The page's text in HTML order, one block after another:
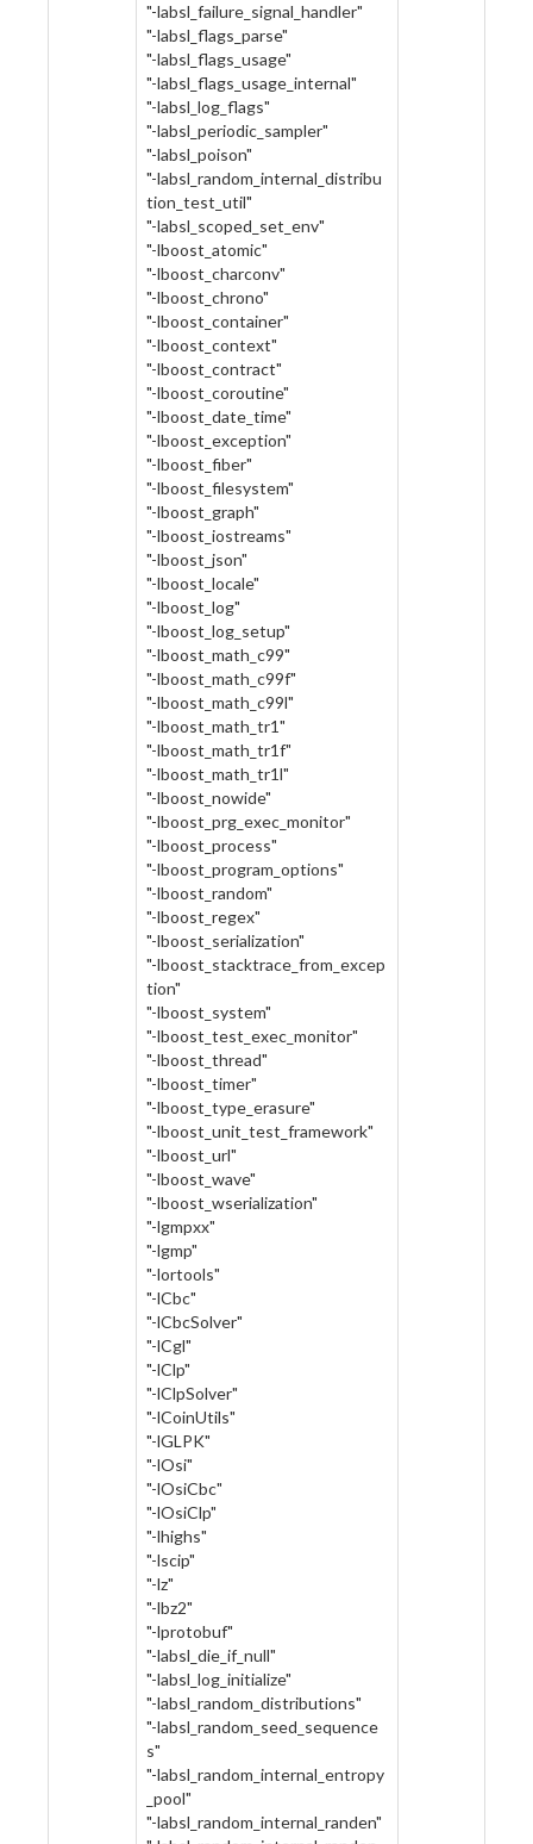
"-labsl_failure_signal_handler"
"-labsl_flags_parse"
"-labsl_flags_usage"
"-labsl_flags_usage_internal"
"-labsl_log_flags"
"-labsl_periodic_sampler"
"-labsl_poison"
"-labsl_random_internal_distribu
tion_test_util"
"-labsl_scoped_set_env"
"-lboost_atomic"
"-lboost_charconv"
"-lboost_chrono"
"-lboost_container"
"-lboost_context"
"-lboost_contract"
"-lboost_coroutine"
"-lboost_date_time"
"-lboost_exception"
"-lboost_fiber"
"-lboost_filesystem"
"-lboost_graph"
"-lboost_iostreams"
"-lboost_json"
"-lboost_locale"
"-lboost_log"
"-lboost_log_setup"
"-lboost_math_c99"
"-lboost_math_c99f"
"-lboost_math_c99l"
"-lboost_math_tr1"
"-lboost_math_tr1f"
"-lboost_math_tr1l"
"-lboost_nowide"
"-lboost_prg_exec_monitor"
"-lboost_process"
"-lboost_program_options"
"-lboost_random"
"-lboost_regex"
"-lboost_serialization"
"-lboost_stacktrace_from_excep
tion"
"-lboost_system"
"-lboost_test_exec_monitor"
"-lboost_thread"
"-lboost_timer"
"-lboost_type_erasure"
"-lboost_unit_test_framework"
"-lboost_url"
"-lboost_wave"
"-lboost_wserialization"
"-lgmpxx"
"-lgmp"
"-lortools"
"-lCbc"
"-lCbcSolver"
"-lCgl"
"-lClp"
"-lClpSolver"
"-lCoinUtils"
"-lGLPK"
"-lOsi"
"-lOsiCbc"
"-lOsiClp"
"-lhighs"
"-lscip"
"-lz"
"-lbz2"
"-lprotobuf"
"-labsl_die_if_null"
"-labsl_log_initialize"
"-labsl_random_distributions"
"-labsl_random_seed_sequence
s"
"-labsl_random_internal_entropy
_pool"
"-labsl_random_internal_randen"